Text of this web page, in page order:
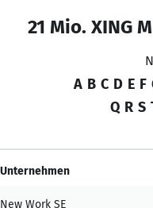
21 Mio. XING
A B C D E F
Q R S
Unternehmen
New Work SE